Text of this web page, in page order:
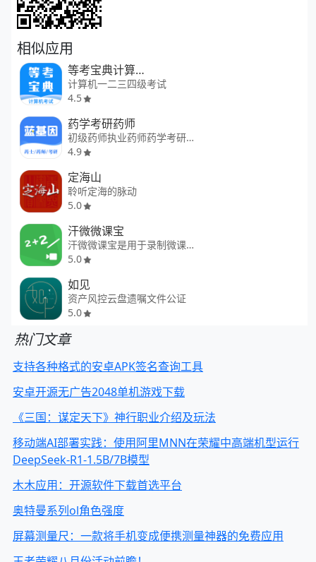
相似应用
等考宝典计算机考试
计算机一二三四级考试
4.5
药学考研药师
初级药师执业药师药学考研中药师
4.9
定海山
聆听定海的脉动
5.0
汗微微课宝
汗微微课宝是用于录制微课APP
5.0
如见
资产风控云盘遗嘱文件公证
5.0
热门文章
支持各种格式的安卓APK签名查询工具
安卓开源无广告2048单机游戏下载
《三国：谋定天下》神行职业介绍及玩法
移动端AI部署实践：使用阿里MNN在荣耀中高端机型运行
DeepSeek-R1-1.5B/7B模型
木木应用：开源软件下载首选平台
奥特曼系列ol角色强度
屏幕测量尺：一款将手机变成便携测量神器的免费应用